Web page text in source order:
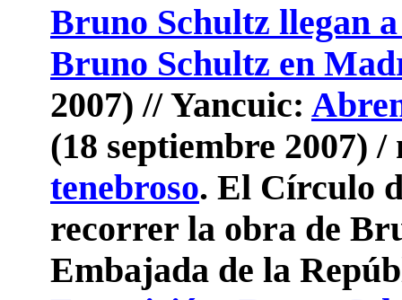
Bruno Schultz llegan
Bruno Schultz en
2007) // Yancuic:
(18 septiembre 2007)
tenebroso. El Círculo
recorrer la obra de
Embajada de la